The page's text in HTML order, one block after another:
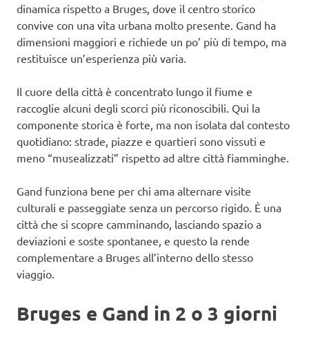
dinamica rispetto a Bruges, dove il centro storico
convive con una vita urbana molto presente. Gand ha
dimensioni maggiori e richiede un po’ più di tempo, ma
restituisce un’esperienza più varia.
Il cuore della città è concentrato lungo il fiume e
raccoglie alcuni degli scorci più riconoscibili. Qui la
componente storica è forte, ma non isolata dal contesto
quotidiano: strade, piazze e quartieri sono vissuti e
meno “musealizzati” rispetto ad altre città fiamminghe.
Gand funziona bene per chi ama alternare visite
culturali e passeggiate senza un percorso rigido. È una
città che si scopre camminando, lasciando spazio a
deviazioni e soste spontanee, e questo la rende
complementare a Bruges all’interno dello stesso
viaggio.
Bruges e Gand in 2 o 3 giorni